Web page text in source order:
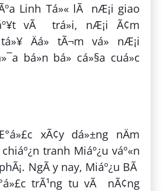
Linh Tá»« lÃ nÆ¡i giao
vÃ trá»i, nÆ¡i Ã¢m
Äá» tÃ¬m vá» nÆ¡i
bá»n bá» cá»§a cuá»c
xÃ¢y dá»±ng nÄm
tranh Miáº¿u váº«n
NgÃ y nay, Miáº¿u BÃ
trÃ¹ng tu vÃ nÃ¢ng